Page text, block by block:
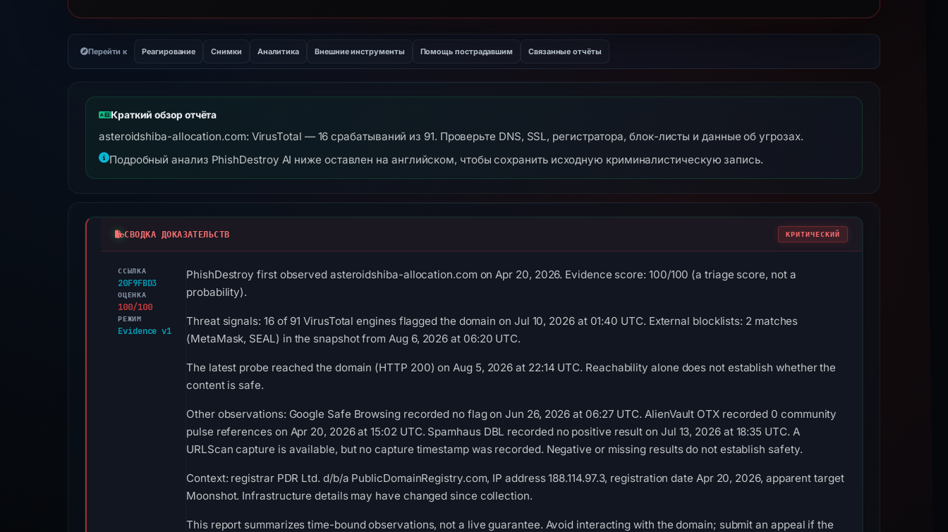
Перейти к Реагирование Снимки Аналитика Внешние инструменты Помощь пострадавшим Связанные отчёты
Краткий обзор отчёта
asteroidshiba-allocation.com: VirusTotal — 16 срабатываний из 91. Проверьте DNS, SSL, регистратора, блок-листы и данные об угрозах.
Подробный анализ PhishDestroy AI ниже оставлен на английском, чтобы сохранить исходную криминалистическую запись.
СВОДКА ДОКАЗАТЕЛЬСТВ КРИТИЧЕСКИЙ
ССЫЛКА
20F9FBD3
ОЦЕНКА
100/100
РЕЖИМ
Evidence v1
PhishDestroy first observed asteroidshiba-allocation.com on Apr 20, 2026. Evidence score: 100/100 (a triage score, not a
probability).
Threat signals: 16 of 91 VirusTotal engines flagged the domain on Jul 10, 2026 at 01:40 UTC. External blocklists: 2 matches
(MetaMask, SEAL) in the snapshot from Aug 6, 2026 at 06:20 UTC.
The latest probe reached the domain (HTTP 200) on Aug 5, 2026 at 22:14 UTC. Reachability alone does not establish whether the
content is safe.
Other observations: Google Safe Browsing recorded no flag on Jun 26, 2026 at 06:27 UTC. AlienVault OTX recorded 0 community
pulse references on Apr 20, 2026 at 15:02 UTC. Spamhaus DBL recorded no positive result on Jul 13, 2026 at 18:35 UTC. A
URLScan capture is available, but no capture timestamp was recorded. Negative or missing results do not establish safety.
Context: registrar PDR Ltd. d/b/a PublicDomainRegistry.com, IP address 188.114.97.3, registration date Apr 20, 2026, apparent target
Moonshot. Infrastructure details may have changed since collection.
This report summarizes time-bound observations, not a live guarantee. Avoid interacting with the domain; submit an appeal if the